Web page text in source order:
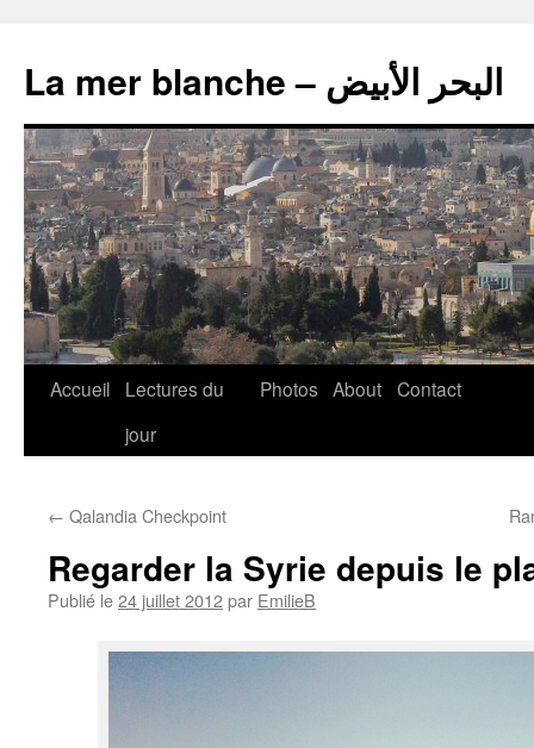
La mer blanche – البحر الأبيض
Accueil
Lectures du
jour
Photos About Contact
← Qalandia Checkpoint
Regarder la Syrie depuis le
Publié le24 juillet 2012par EmilieB